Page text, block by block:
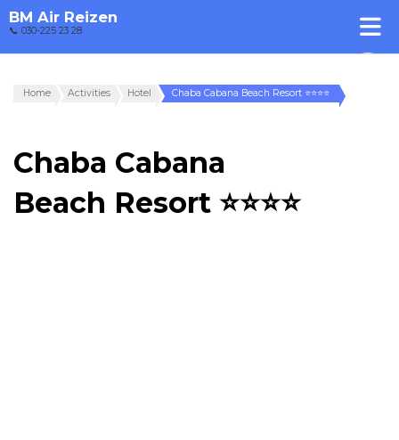
BM Air Reizen
📞 030-225 23 28
Home Activities Hotel Chaba Cabana Beach Resort ⭐⭐⭐⭐
Chaba Cabana
Beach Resort ⭐⭐⭐⭐